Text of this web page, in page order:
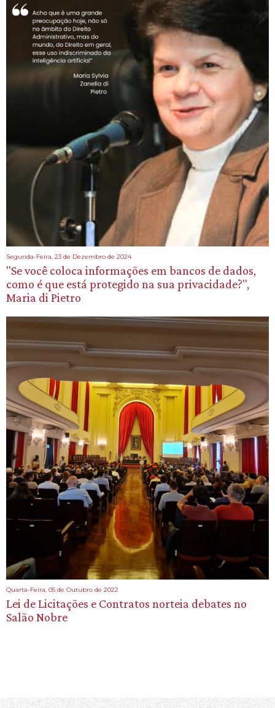
Segunda-Feira, 23 de Dezembro de 2024
"Se você coloca informações em bancos de dados,
como é que está protegido na sua privacidade?",
Maria di Pietro
Quarta-Feira, 05 de Outubro de 2022
Lei de Licitações e Contratos norteia debates no
Salão Nobre